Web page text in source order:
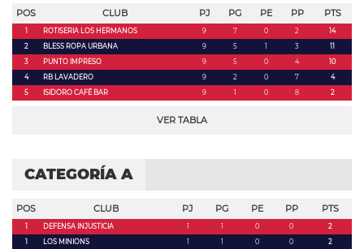
POS CLUB PJ PG PE PP PTS
1 ROTISERIA LOS HERMANOS 9 7 0 2
14
2
BLESS ROPA URBANA 9 5 1 3
11
3
PUNTO IMPRESO 9 5 0 4
10
4
RB LAVADERO 9 2 0 7
4
5
ISIDORO CAFÉ BAR 9 1 0 8 2
VER TABLA
CATEGORÍA A
POS CLUB PJ PG PE PP PTS
1 DEFENSA INJUSTICIA 1 1 0 0
2
1
LOS MINIONS 1 1 0 0
2